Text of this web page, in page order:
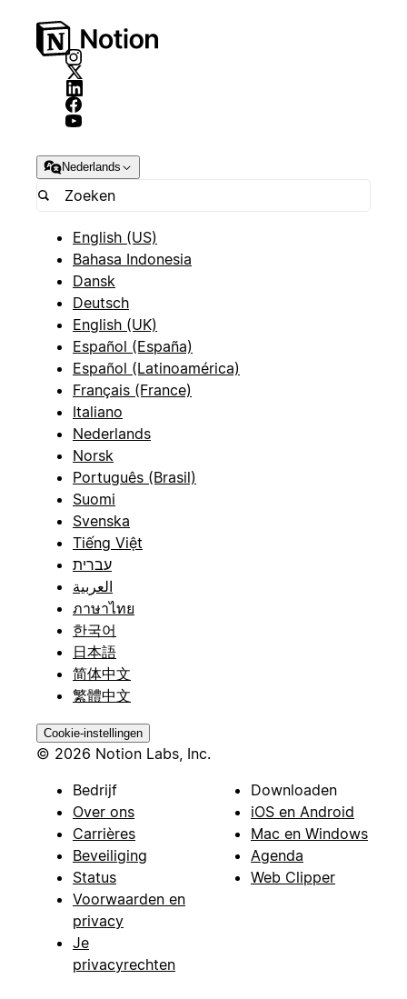
Nederlands
English (US)
Bahasa Indonesia
Dansk
Deutsch
English (UK)
Español (España)
Español (Latinoamérica)
Français (France)
Italiano
Nederlands
Norsk
Português (Brasil)
Suomi
Svenska
Tiếng Việt
עברית
العربية
ภาษาไทย
한국어
日本語
简体中文
繁體中文
Cookie-instellingen
© 2026 Notion Labs, Inc.
Bedrijf
Over ons
Carrières
Beveiliging
Status
Voorwaarden en
privacy
Je
privacyrechten
Downloaden
iOS en Android
Mac en Windows
Agenda
Web Clipper